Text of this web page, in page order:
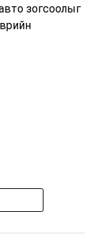
холбоно
зогсоолыг